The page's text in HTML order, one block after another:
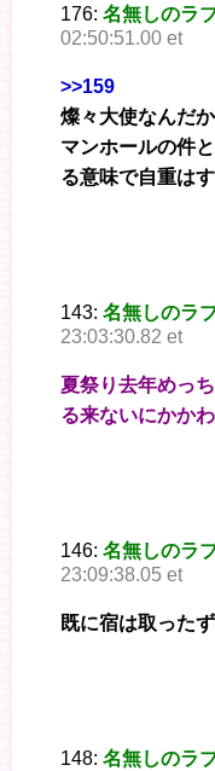
176: 名無しのラ
02:50:51.00 et
>>159
燦々大使なんだ
マンホールの件
る意味で自重は
143: 名無しのラ
23:03:30.82 et
夏祭り去年めっ
る来ないにかか
146: 名無しのラ
23:09:38.05 et
既に宿は取った
148: 名無しのラ